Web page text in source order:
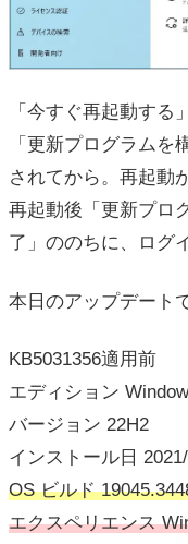
「今すぐ再起動する
「更新プログラム
されてから。再起動
再起動後「更新プロ
了」ののちに、ログ
本日のアップデートで
KB5031356適用前
エディション
バージョン 22H2
インストール日
OS ビルド
エクスペリエンス